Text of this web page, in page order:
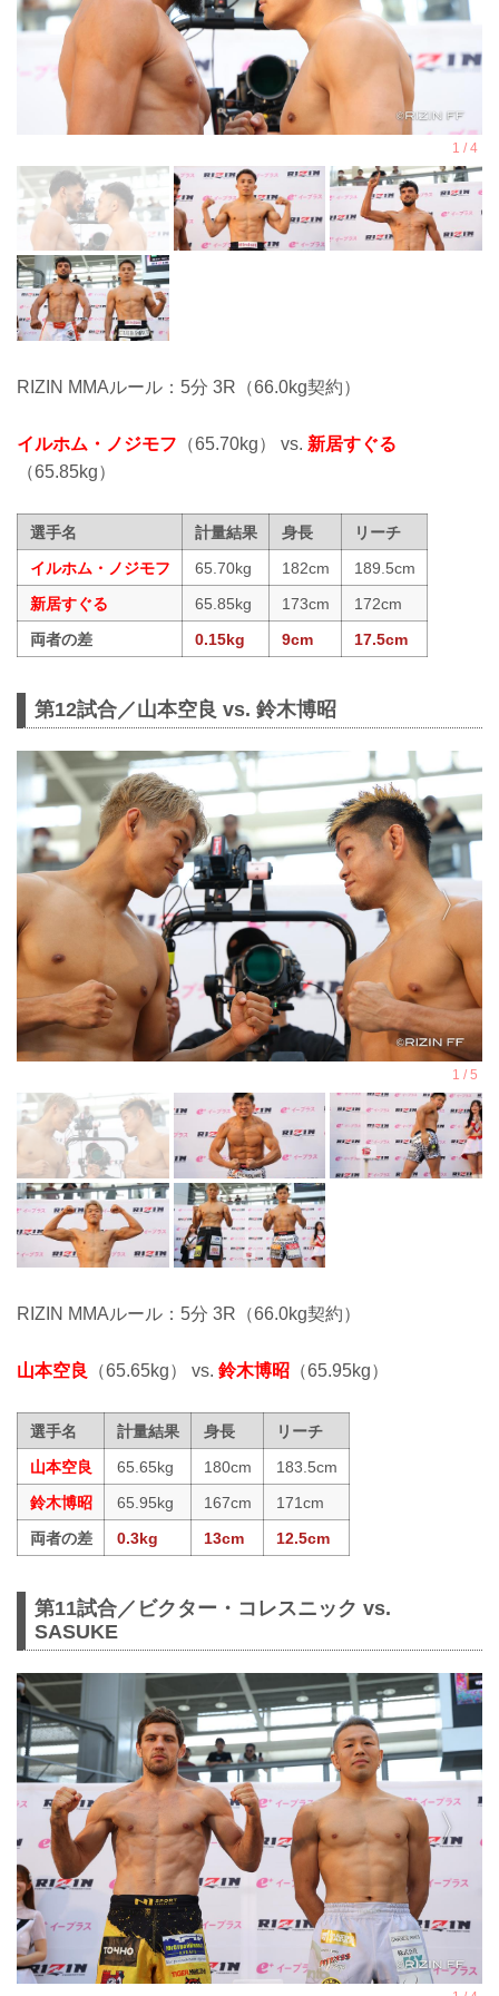
RIZIN MMAルール：5分 3R（66.0kg契約）
イルホム・ノジモフ （65.70kg） vs. 新居すぐる
（65.85kg）
選手名 計量結果 身長
リーチ
イルホム・ノジモフ
65.70kg 182cm
189.5cm
新居すぐる
65.85kg 173cm
172cm
両者の差
0.15kg 9cm 17.5cm
第12試合／山本空良 vs. 鈴木博昭
RIZIN MMAルール：5分 3R（66.0kg契約）
山本空良 （65.65kg） vs. 鈴木博昭 （65.95kg）
選手名 計量結果 身長
リーチ
山本空良
65.65kg 180cm
183.5cm
鈴木博昭
65.95kg 167cm
171cm
両者の差
0.3kg 13cm 12.5cm
第11試合／ビクター・コレスニック vs.
SASUKE